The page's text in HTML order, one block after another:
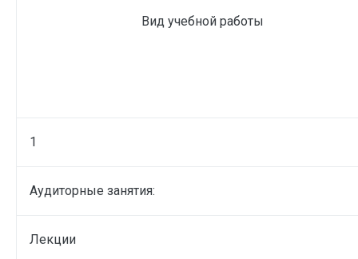
Вид учебной работы
1
Аудиторные занятия:
Лекции